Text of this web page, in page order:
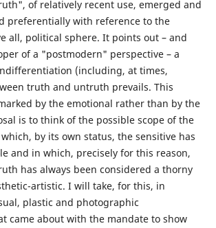
of relatively recent use, emerged and
preferentially with reference to the
all, political sphere. It points out – and
of a "postmodern" perspective – a
(including, at times,
truth and untruth prevails. This
by the emotional rather than by the
is to think of the possible scope of the
by its own status, the sensitive has
and in which, precisely for this reason,
has always been considered a thorny
artistic. I will take, for this, in
plastic and photographic
came about with the mandate to show